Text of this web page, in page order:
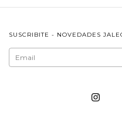
SUSCRIBITE - NOVEDADES